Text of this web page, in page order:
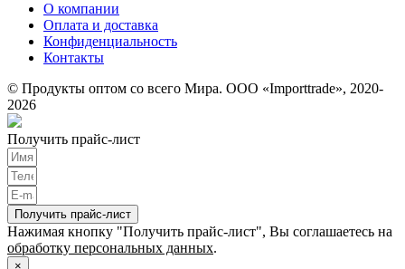
О компании
Оплата и доставка
Конфиденциальность
Контакты
© Продукты оптом со всего Мира. ООО «Importtrade», 2020-
2026
Получить прайс-лист
Получить прайс-лист
Нажимая кнопку "Получить прайс-лист", Вы соглашаетесь на
обработку персональных данных.
×